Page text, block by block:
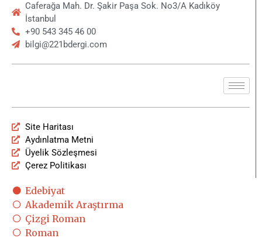
Caferağa Mah. Dr. Şakir Paşa Sok. No3/A Kadıköy
İstanbul
+90 543 345 46 00
bilgi@221bdergi.com
Site Haritası
Aydınlatma Metni
Üyelik Sözleşmesi
Çerez Politikası
Edebiyat
Akademik Araştırma
Çizgi Roman
Roman